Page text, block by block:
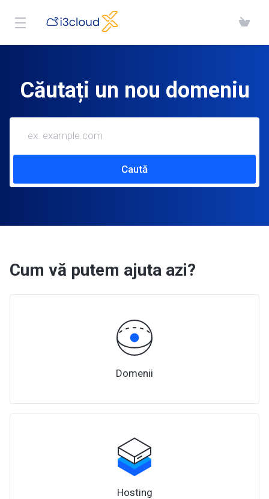
Căutați un nou domeniu
Cum vă putem ajuta azi?
Domenii
Hosting